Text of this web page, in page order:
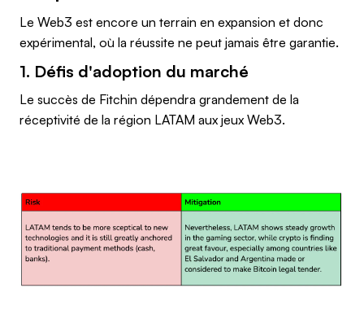
Le Web3 est encore un terrain en expansion et donc
expérimental, où la réussite ne peut jamais être garantie.
1. Défis d'adoption du marché
Le succès de Fitchin dépendra grandement de la
réceptivité de la région LATAM aux jeux Web3.